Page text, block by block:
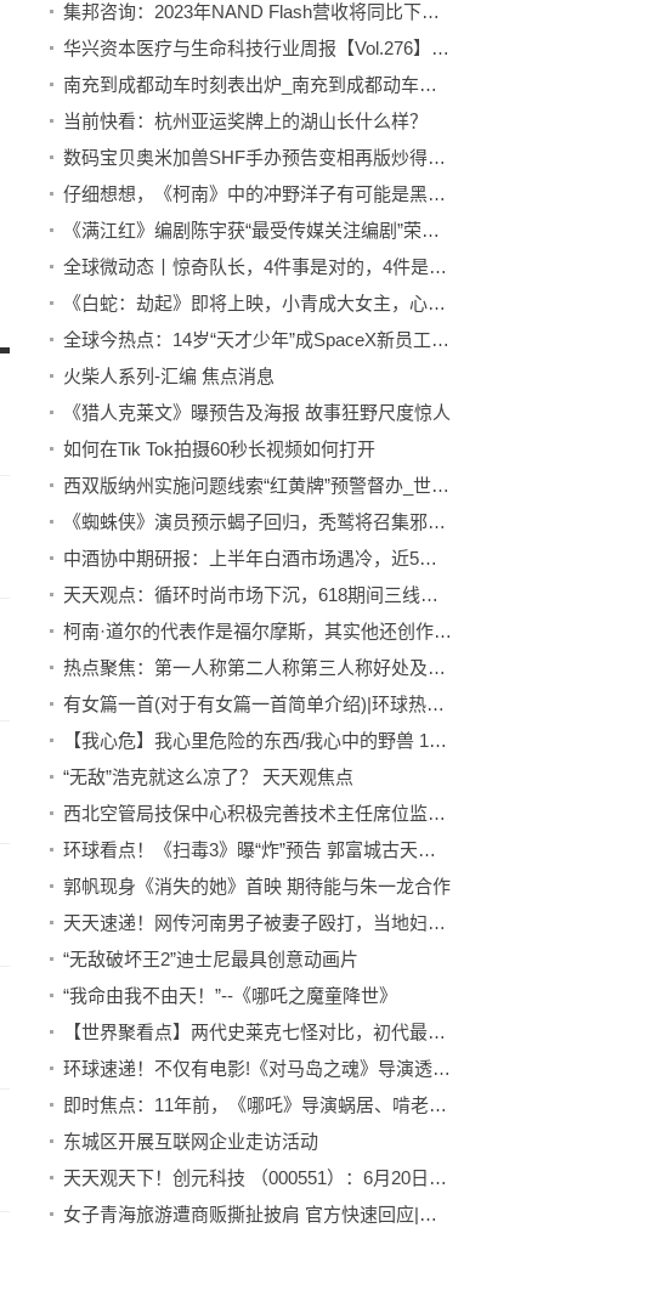
集邦咨询：2023年NAND Flash营收将同比下滑，价格需待需求回升才有明显回稳可能
华兴资本医疗与生命科技行业周报【Vol.276】|焦点速递
南充到成都动车时刻表出炉_南充到成都动车时刻表
当前快看：杭州亚运奖牌上的湖山长什么样？
数码宝贝奥米加兽SHF手办预告变相再版炒得真香的冷饭玩具
仔细想想，《柯南》中的冲野洋子有可能是黑衣组织的卧底？ 快播
《满江红》编剧陈宇获“最受传媒关注编剧”荣誉|全球新视野
全球微动态丨惊奇队长，4件事是对的，4件是错的
《白蛇：劫起》即将上映，小青成大女主，心怀执念勇闯修罗城-世界热讯
全球今热点：14岁“天才少年”成SpaceX新员工 年薪百万还会中国功夫
火柴人系列-汇编 焦点消息
《猎人克莱文》曝预告及海报 故事狂野尺度惊人
如何在Tik Tok拍摄60秒长视频如何打开
西双版纳州实施问题线索“红黄牌”预警督办_世界速看料
《蜘蛛侠》演员预示蝎子回归，秃鹫将召集邪恶六人组对抗蜘蛛侠
中酒协中期研报：上半年白酒市场遇冷，近5成酒商称库存压力在增长 环球观热点
天天观点：循环时尚市场下沉，618期间三线城市增速明显
柯南·道尔的代表作是福尔摩斯，其实他还创作了“失落的世界”
热点聚焦：第一人称第二人称第三人称好处及作用（第一人称第二人称第三人称）
有女篇一首(对于有女篇一首简单介绍)|环球热头条
【我心危】我心里危险的东西/我心中的野兽 123话 （自烤熟肉）
“无敌”浩克就这么凉了？ 天天观焦点
西北空管局技保中心积极完善技术主任席位监控手段
环球看点！《扫毒3》曝“炸”预告 郭富城古天乐刘青云激战
郭帆现身《消失的她》首映 期待能与朱一龙合作
天天速递！网传河南男子被妻子殴打，当地妇联：已介入调查核实
“无敌破坏王2”迪士尼最具创意动画片
“我命由我不由天！”--《哪吒之魔童降世》
【世界聚看点】两代史莱克七怪对比，初代最好看是小舞，二代最漂亮的是江楠楠？
环球速递！不仅有电影!《对马岛之魂》导演透露或将开发剧集
即时焦点：11年前，《哪吒》导演蜗居、啃老三年半，一个人干了这件牛X的事
东城区开展互联网企业走访活动
天天观天下！创元科技 （000551）：6月20日该股突破长期盘整
女子青海旅游遭商贩撕扯披肩 官方快速回应|快资讯